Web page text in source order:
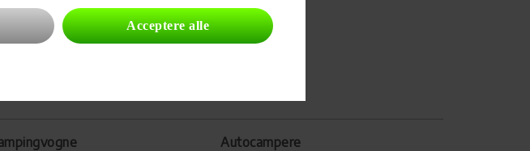
Autocampere
Acceptere alle